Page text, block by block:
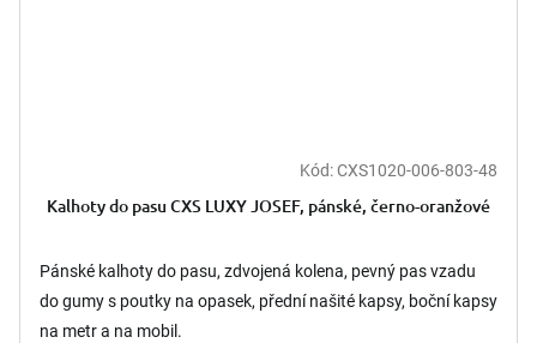
Kód:CXS1020-006-803-48
Kalhoty do pasu CXS LUXY JOSEF, pánské, černo-oranžové
Pánské kalhoty do pasu, zdvojená kolena, pevný pas vzadu
do gumy s poutky na opasek, přední našité kapsy, boční kapsy
na metr a na mobil.